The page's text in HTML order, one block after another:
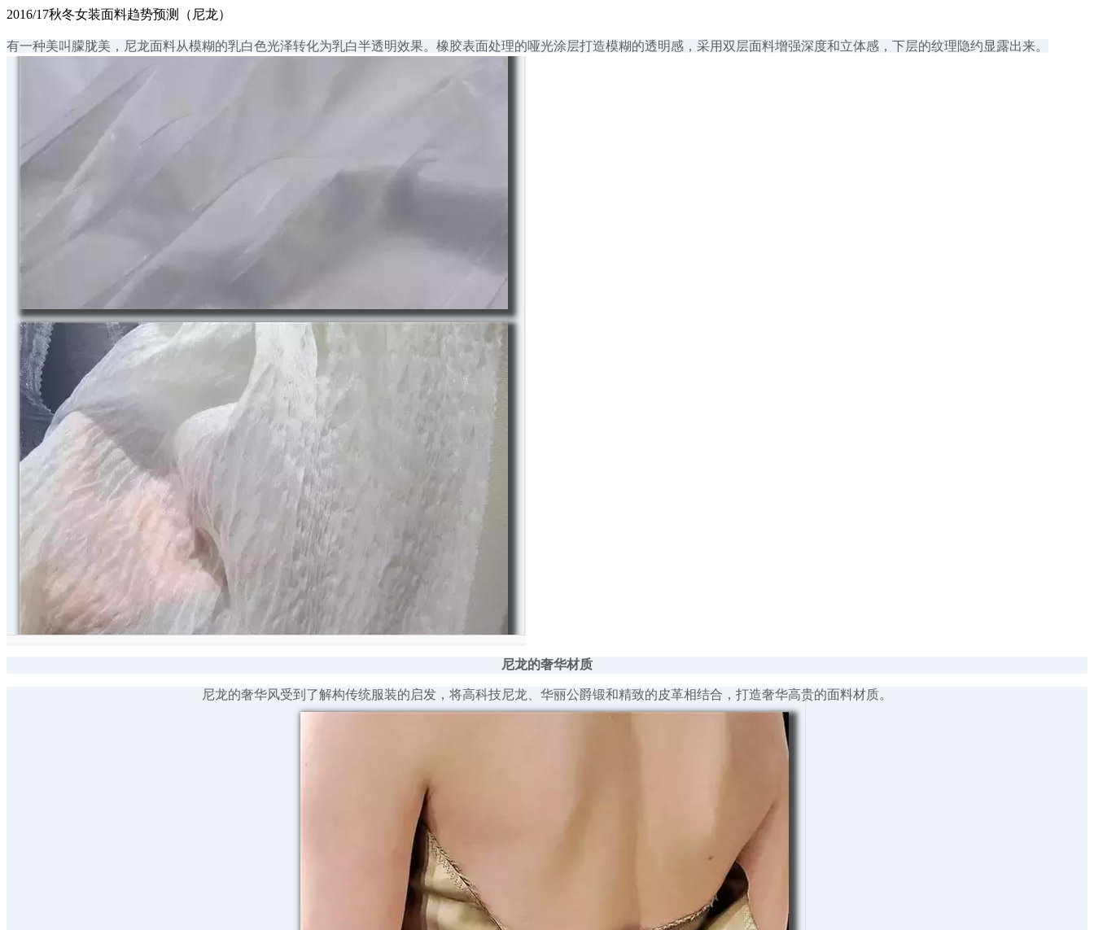
2016/17秋冬女装面料趋势预测（尼龙）
有一种美叫朦胧美，尼龙面料从模糊的乳白色光泽转化为乳白半透明效果。橡胶表面处理的哑光涂层打造模糊的透明感，采用双层面料增强深度和立体感，下层的纹理隐约显露出来。
尼龙的奢华材质
尼龙的奢华风受到了解构传统服装的启发，将高科技尼龙、华丽公爵锻和精致的皮革相结合，打造奢华高贵的面料材质。